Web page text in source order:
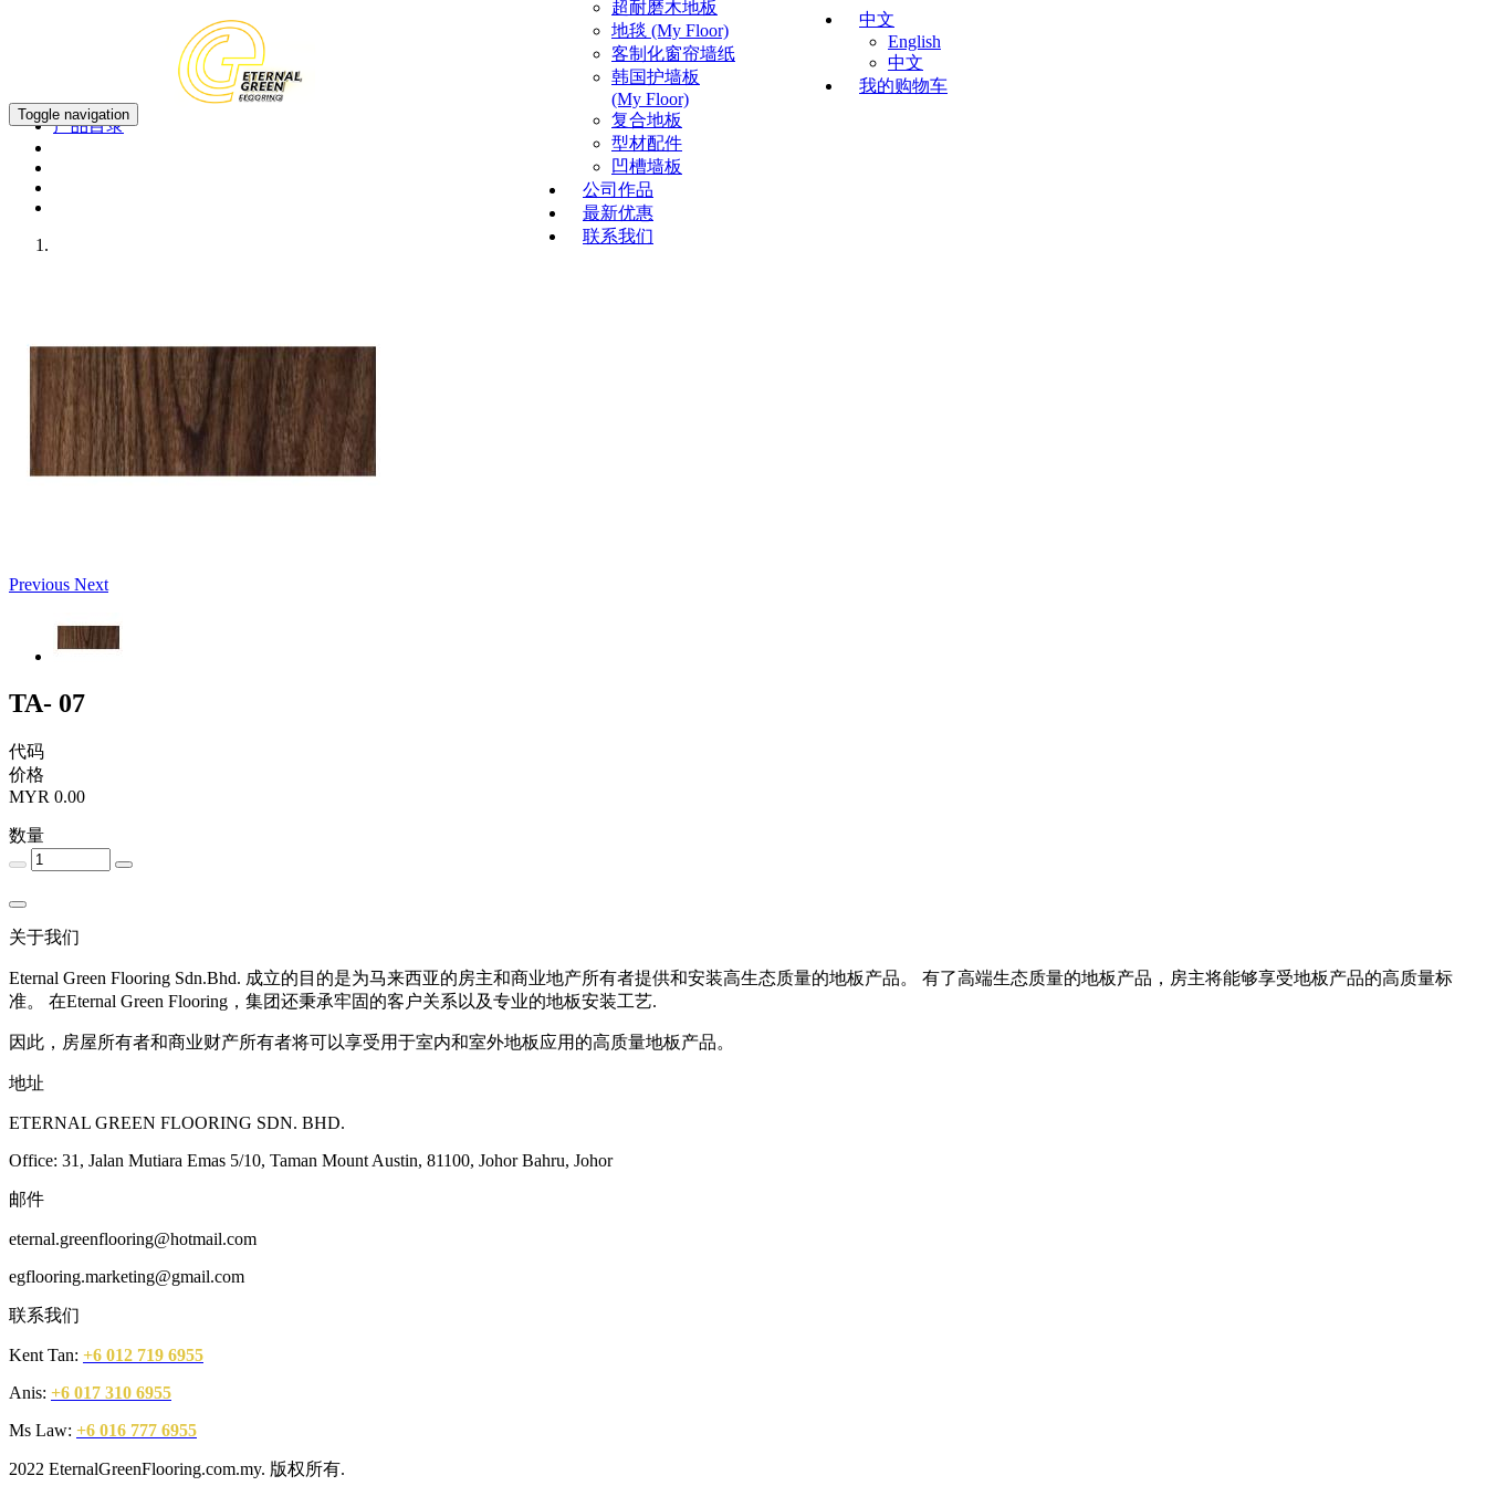
Toggle navigation
超耐磨木地板
地毯 (My Floor)
客制化窗帘墙纸
韩国护墙板
(My Floor)
复合地板
型材配件
凹槽墙板
公司作品
最新优惠
联系我们
中文
English
中文
我的购物车
产品目录
Previous Next
TA- 07
代码
价格
MYR 0.00
数量
关于我们
Eternal Green Flooring Sdn.Bhd. 成立的目的是为马来西亚的房主和商业地产所有者提供和安装高生态质量的地板产品。 有了高端生态质量的地板产品，房主将能够享受地板产品的高质量标
准。 在Eternal Green Flooring，集团还秉承牢固的客户关系以及专业的地板安装工艺.
因此，房屋所有者和商业财产所有者将可以享受用于室内和室外地板应用的高质量地板产品。
地址
ETERNAL GREEN FLOORING SDN. BHD.
Office: 31, Jalan Mutiara Emas 5/10, Taman Mount Austin, 81100, Johor Bahru, Johor
邮件
eternal.greenflooring@hotmail.com
egflooring.marketing@gmail.com
联系我们
Kent Tan: +6 012 719 6955
Anis: +6 017 310 6955
Ms Law: +6 016 777 6955
2022 EternalGreenFlooring.com.my. 版权所有.